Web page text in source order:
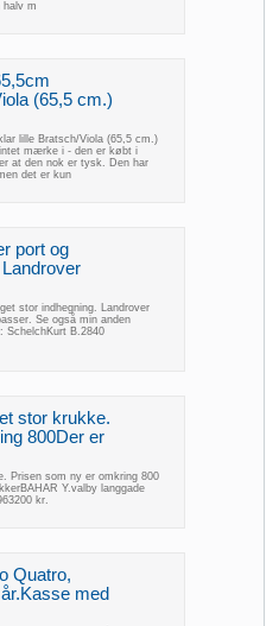
halv m
(65,5 cm.)
lille Bratsch/Viola (65,5 cm.)
mærke i - den er købt i
at den nok er tysk. Den har
det er kun
port og
stor indhegning. Landrover
Se også min anden
SchelchKurt B.2840
stor krukke.
800Der er
Prisen som ny er omkring 800
Y.valby langgade
kr.
Quatro,
med